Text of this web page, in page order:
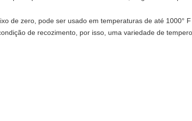
de zero, pode ser usado em temperaturas de até 1000°
de recozimento, por isso, uma variedade de